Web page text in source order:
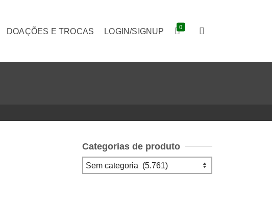
DOAÇÕES E TROCAS LOGIN/SIGNUP 0
Categorias de produto